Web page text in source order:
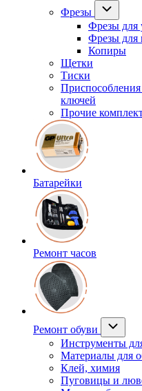
Фрезы
Фрезы для
Фрезы для
Копиры
Щетки
Тиски
Приспособления
ключей
Прочие
Батарейки
Ремонт часов
Ремонт обуви
Инструменты
Материалы для
Клей, химия
Пуговицы и